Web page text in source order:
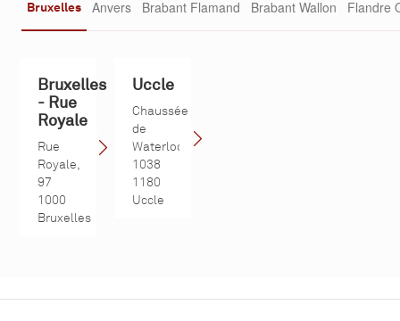
Bruxelles Anvers Brabant Flamand Brabant Wallon Flandre
Bruxelles
- Rue
Royale
Rue
Royale,
97
1000
Bruxelles
Uccle
Chaussée
de
Waterloo,
1038
1180
Uccle